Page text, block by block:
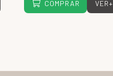
COMPRAR VER+